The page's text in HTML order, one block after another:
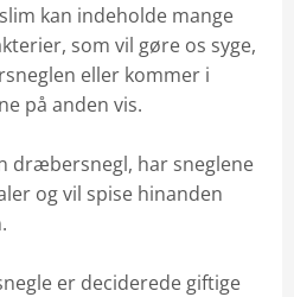
kan indeholde mange
som vil gøre os syge,
eller kommer i
på anden vis.
dræbersnegl, har sneglene
og vil spise hinanden
er deciderede giftige